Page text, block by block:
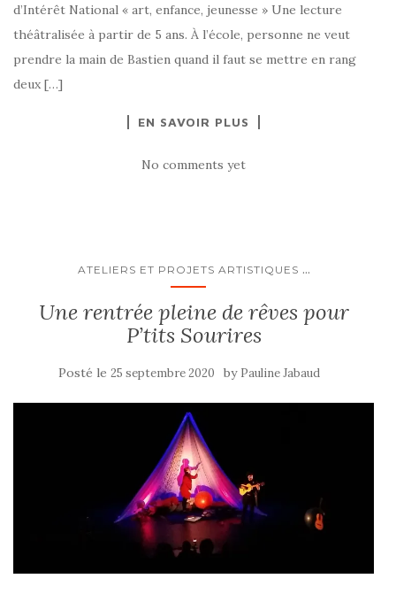
d’Intérêt National « art, enfance, jeunesse » Une lecture
théâtralisée à partir de 5 ans. À l’école, personne ne veut
prendre la main de Bastien quand il faut se mettre en rang
deux […]
EN SAVOIR PLUS
No comments yet
ATELIERS ET PROJETS ARTISTIQUES ...
Une rentrée pleine de rêves pour
P’tits Sourires
Posté le 25 septembre 2020 by Pauline Jabaud